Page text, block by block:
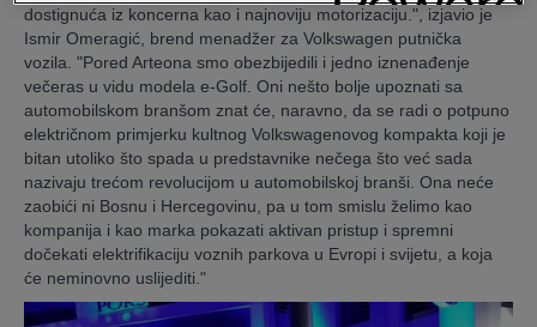
dostignuća iz koncerna kao i najnoviju motorizaciju.", izjavio je
Ismir Omeragić, brend menadžer za Volkswagen putnička
vozila. "Pored Arteona smo obezbijedili i jedno iznenađenje
večeras u vidu modela e-Golf. Oni nešto bolje upoznati sa
automobilskom branšom znat će, naravno, da se radi o potpuno
električnom primjerku kultnog Volkswagenovog kompakta koji je
bitan utoliko što spada u predstavnike nečega što već sada
nazivaju trećom revolucijom u automobilskoj branši. Ona neće
zaobići ni Bosnu i Hercegovinu, pa u tom smislu želimo kao
kompanija i kao marka pokazati aktivan pristup i spremni
dočekati elektrifikaciju voznih parkova u Evropi i svijetu, a koja
će neminovno uslijediti."